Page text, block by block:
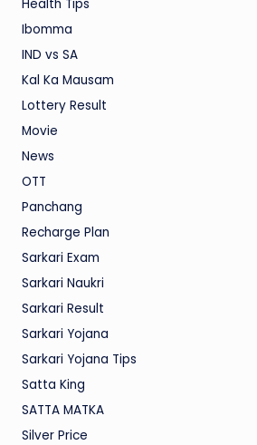
Health Tips
Ibomma
IND vs SA
Kal Ka Mausam
Lottery Result
Movie
News
OTT
Panchang
Recharge Plan
Sarkari Exam
Sarkari Naukri
Sarkari Result
Sarkari Yojana
Sarkari Yojana Tips
Satta King
SATTA MATKA
Silver Price